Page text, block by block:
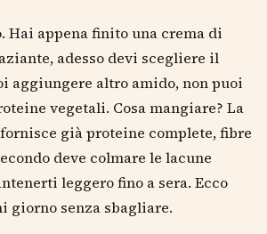
Hai appena finito una crema di
adesso devi scegliere il
aggiungere altro amido, non puoi
vegetali. Cosa mangiare? La
già proteine complete, fibre
deve colmare le lacune
leggero fino a sera. Ecco
giorno senza sbagliare.